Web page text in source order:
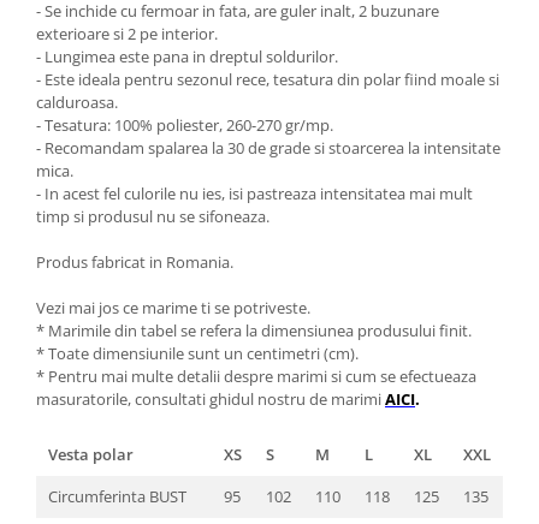
- Se inchide cu fermoar in fata, are guler inalt, 2 buzunare
exterioare si 2 pe interior.
- Lungimea este pana in dreptul soldurilor.
- Este ideala pentru sezonul rece, tesatura din polar fiind moale si
calduroasa.
- Tesatura: 100% poliester, 260-270 gr/mp.
- Recomandam spalarea la 30 de grade si stoarcerea la intensitate
mica.
- In acest fel culorile nu ies, isi pastreaza intensitatea mai mult
timp si produsul nu se sifoneaza.
Produs fabricat in Romania.
Vezi mai jos ce marime ti se potriveste.
* Marimile din tabel se refera la dimensiunea produsului finit.
* Toate dimensiunile sunt un centimetri (cm).
* Pentru mai multe detalii despre marimi si cum se efectueaza
masuratorile, consultati ghidul nostru de marimiAICI.
Vesta polar XS S M L XL
XXL
Circumferinta BUST
95 102 110 118 125
135